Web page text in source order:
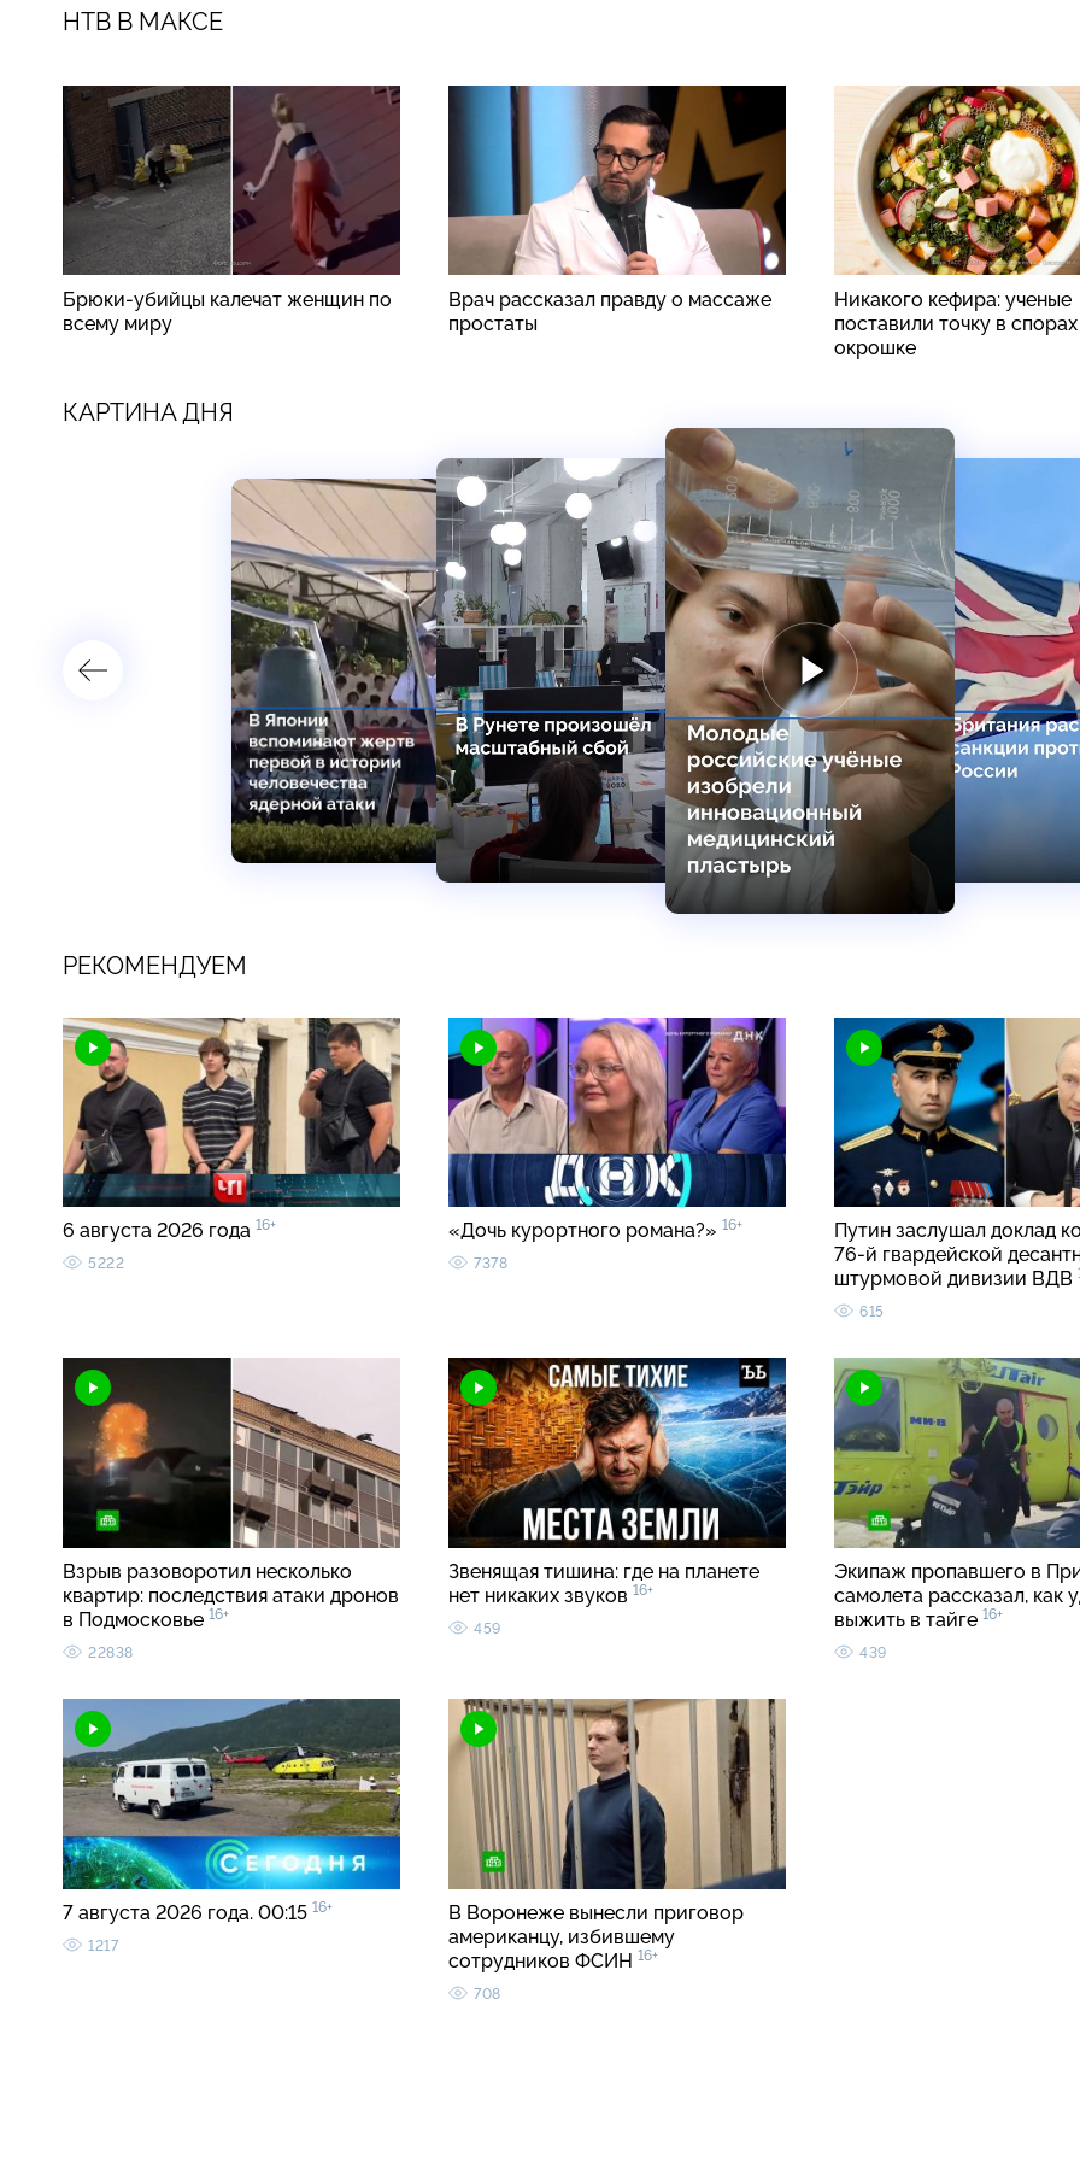
НТВ В МАКСЕ
Брюки-убийцы калечат женщин по
всему миру
Врач рассказал правду о массаже
простаты
Никакого кефира: ученые
поставили точку в
окрошке
КАРТИНА ДНЯ
РЕКОМЕНДУЕМ
6 августа 2026 года 16+
5222
«Дочь курортного романа?» 16+
7378
Путин заслушал доклад
76-й гвардейской
штурмовой дивизии ВДВ
615
Взрыв разоворотил несколько
квартир: последствия атаки дронов
в Подмосковье 16+
22838
Звенящая тишина: где на планете
нет никаких звуков 16+
459
Экипаж пропавшего в
самолета рассказал, как
выжить в тайге 16+
439
7 августа 2026 года. 00:15 16+
1217
В Воронеже вынесли приговор
американцу, избившему
сотрудников ФСИН 16+
708